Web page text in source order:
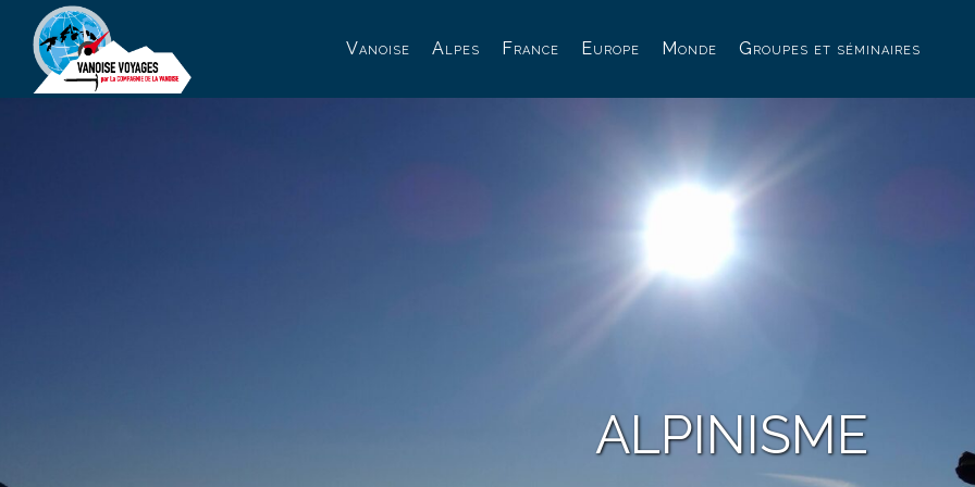
Vanoise Alpes France Europe Monde Groupes et séminaires
ALPINISME
Panneau de gestion des cookies